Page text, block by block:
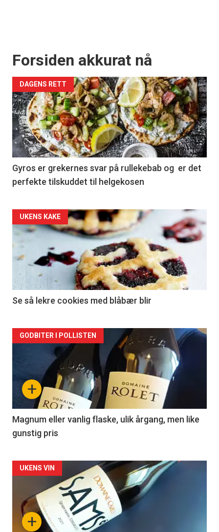
Forsiden akkurat nå
DAGENS RETT
Gyros er grekernes svar på rullekebab og er det
perfekte tilskuddet til helgekosen
Forsiden
akkurat
nå
2
UKENS KAKE
Se så lekre cookies med blåbær blir
Forsiden
akkurat
nå
3
+
GODBITER I POLLISTEN
Magnum eller vanlig flaske, ulik årgang, men like
gunstig pris
Forsiden
akkurat
nå+
UKENS VIN